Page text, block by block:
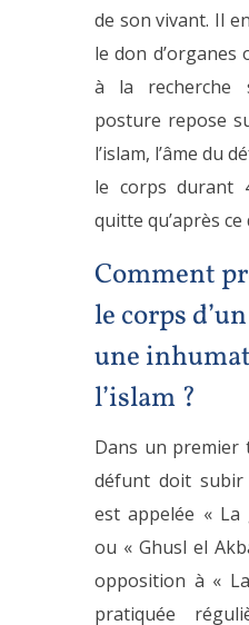
de son vivant. Il
le don
à la recherche
posture repose
l’islam, l’âme du
le corps durant
quitte qu’après ce
Comment
le corps
une
l’islam ?
Dans un premier
défunt doit subir
est appelée «
ou « Ghusl el
opposition à «
pratiquée